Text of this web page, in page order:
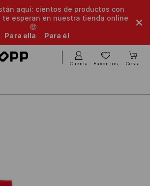
aquí: cientos de productos con
te esperan en nuestra tienda online
🤑
Para ella
Para él
Cuenta Favoritos Cesta